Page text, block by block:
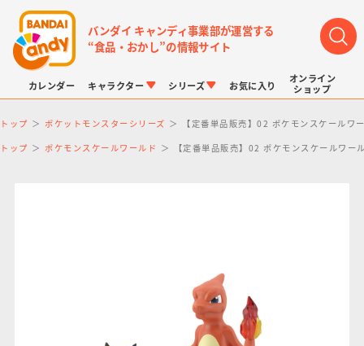
バンダイ キャンディ事業部が運営する
“食品・おかし”の情報サイト
カレンダー キャラクター シリーズ お気に入り
オンライン
ショップ
トップ ポケットモンスターシリーズ 【定番単品販売】02 ポケモンスケールワ
トップ ポケモンスケールワールド 【定番単品販売】02 ポケモンスケールワ